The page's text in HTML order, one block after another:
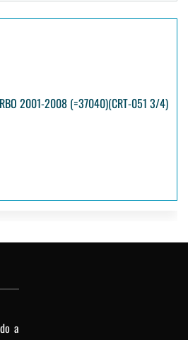
2001-2008 (=37040)(CRT-051 3/4)
a